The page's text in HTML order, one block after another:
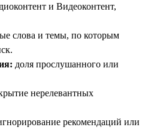
и Видеоконтент,
слова и темы, по которым
доля прослушанного или
нерелевантных
рекомендаций или